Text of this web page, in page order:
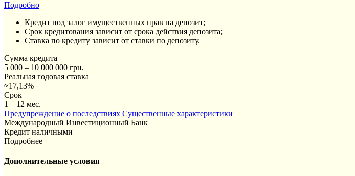
Подробно
Кредит под залог имущественных прав на депозит;
Срок кредитования зависит от срока действия депозита;
Ставка по кредиту зависит от ставки по депозиту.
Сумма кредита
5 000 – 10 000 000 грн.
Реальная годовая ставка
≈17,13%
Срок
1 – 12 мес.
Предупреждение о последствиях Существенные характеристики
Международный Инвестиционный Банк
Кредит наличными
Подробнее
Дополнительные условия